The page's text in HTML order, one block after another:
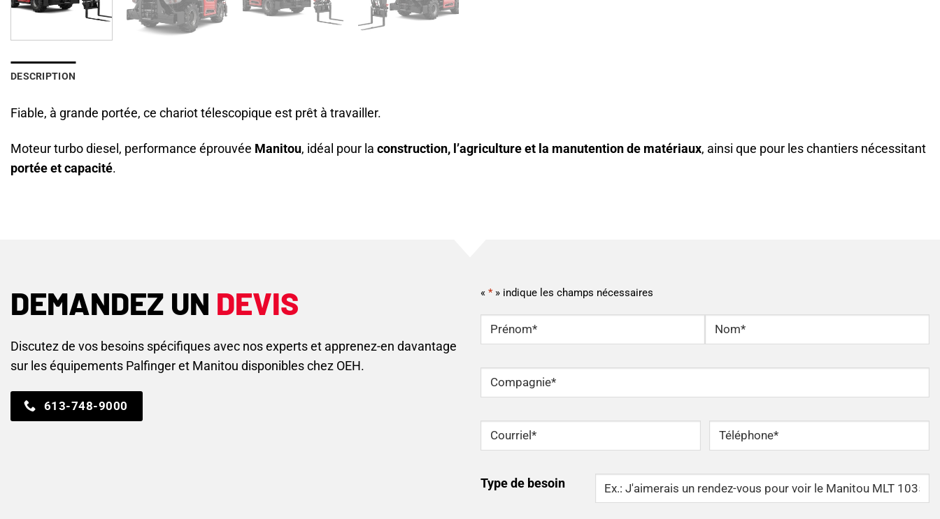
DESCRIPTION
Fiable, à grande portée, ce chariot télescopique est prêt à travailler.
Moteur turbo diesel, performance éprouvée Manitou, idéal pour la construction, l’agriculture et la manutention de matériaux, ainsi que pour les chantiers nécessitant
portée et capacité.
DEMANDEZ UN DEVIS
Discutez de vos besoins spécifiques avec nos experts et apprenez-en davantage
sur les équipements Palfinger et Manitou disponibles chez OEH.
613-748-9000
« *» indique les champs nécessaires
NOM*
Compagnie
Courriel * Téléphone
Type de besoin
Type